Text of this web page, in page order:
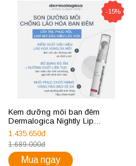
-15%
Kem dưỡng môi ban đêm
Dermalogica Nightly Lip
Treatment
1.435.650đ
1.689.000đ
Mua ngay